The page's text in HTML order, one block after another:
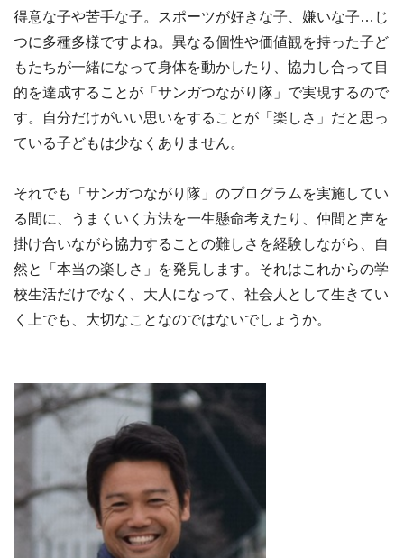
得意な子や苦手な子。スポーツが好きな子、嫌いな子…じ
つに多種多様ですよね。異なる個性や価値観を持った子ど
もたちが一緒になって身体を動かしたり、協力し合って目
的を達成することが「サンガつながり隊」で実現するので
す。自分だけがいい思いをすることが「楽しさ」だと思っ
ている子どもは少なくありません。
それでも「サンガつながり隊」のプログラムを実施してい
る間に、うまくいく方法を一生懸命考えたり、仲間と声を
掛け合いながら協力することの難しさを経験しながら、自
然と「本当の楽しさ」を発見します。それはこれからの学
校生活だけでなく、大人になって、社会人として生きてい
く上でも、大切なことなのではないでしょうか。